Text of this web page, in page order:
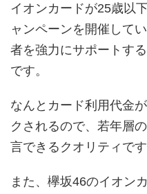
イオンカードが25歳以
ャンペーンを開催して
者を強力にサポートす
です。
なんとカード利用代金
クされるので、若年層
言できるクオリティです
また、欅坂46のイオン